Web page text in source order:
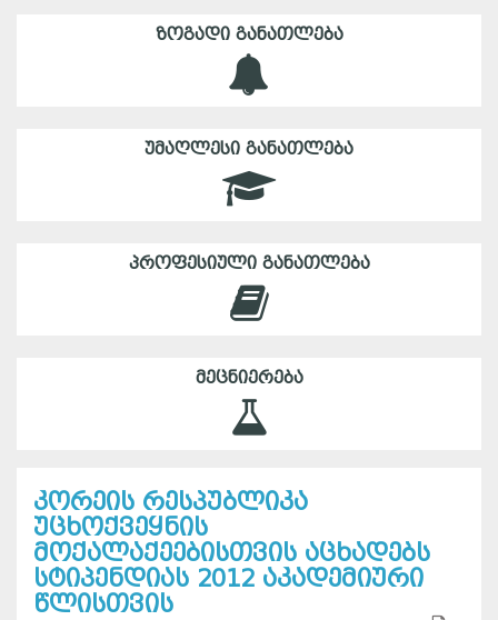
ᲖᲝᲒᲐᲓᲘ ᲒᲐᲜᲐᲗᲚᲔᲑᲐ
ᲣᲛᲐᲦᲚᲔᲡᲘ ᲒᲐᲜᲐᲗᲚᲔᲑᲐ
ᲞᲠᲝᲤᲔᲡᲘᲣᲚᲘ ᲒᲐᲜᲐᲗᲚᲔᲑᲐ
ᲛᲔᲪᲜᲘᲔᲠᲔᲑᲐ
კორეის რესპუბლიკა
უცხოქვეყნის
მოქალაქეებისთვის აცხადებს
სტიპენდიას 2012 აკადემიური
წლისთვის